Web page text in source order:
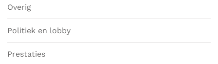
Overig
Politiek en lobby
Prestaties